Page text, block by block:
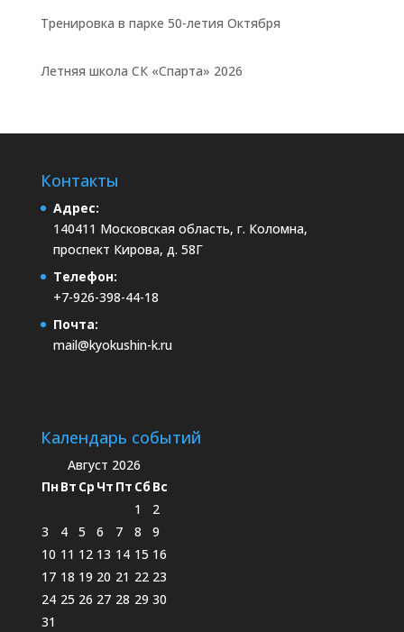
Тренировка в парке 50-летия Октября
Летняя школа СК «Спарта» 2026
Контакты
Адрес:
140411 Московская область, г. Коломна,
проспект Кирова, д. 58Г
Телефон:
+7-926-398-44-18
Почта:
mail@kyokushin-k.ru
Календарь событий
Август 2026
ПнВт Ср Чт Пт Сб Вс
1
2
3
4 5 6 7 8
9
10 11 12 13 14 15 16
17 18 19 20 21 22 23
24 25 26 27 28 29 30
31